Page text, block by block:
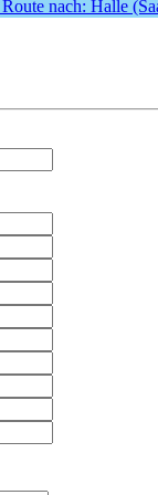
nach: Halle